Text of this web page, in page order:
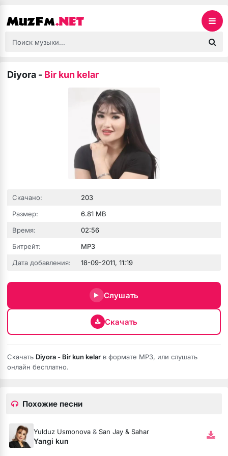
Diyora - Bir kun kelar
Скачано:
203
Размер:
6.81 MB
Время:
02:56
Битрейт:
MP3
Дата добавления:
18-09-2011, 11:19
Слушать
Скачать
Скачать Diyora - Bir kun kelar в формате MP3, или слушать
онлайн бесплатно.
Похожие песни
Yulduz Usmonova & San Jay & Sahar
Yangi kun